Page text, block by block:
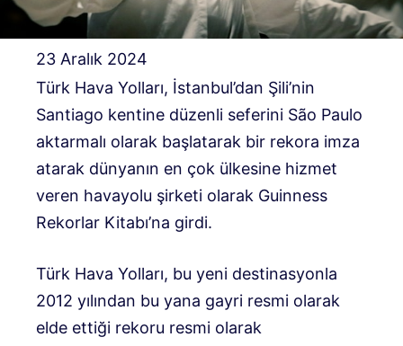
23 Aralık 2024
Türk Hava Yolları, İstanbul’dan Şili’nin
Santiago kentine düzenli seferini São Paulo
aktarmalı olarak başlatarak bir rekora imza
atarak dünyanın en çok ülkesine hizmet
veren havayolu şirketi olarak Guinness
Rekorlar Kitabı’na girdi.
Türk Hava Yolları, bu yeni destinasyonla
2012 yılından bu yana gayri resmi olarak
elde ettiği rekoru resmi olarak